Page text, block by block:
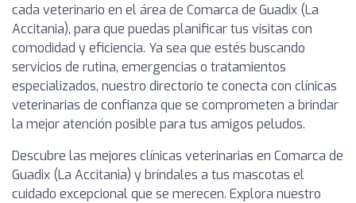
cada veterinario en el área de Comarca de Guadix (La
Accitania), para que puedas planificar tus visitas con
comodidad y eficiencia. Ya sea que estés buscando
servicios de rutina, emergencias o tratamientos
especializados, nuestro directorio te conecta con clínicas
veterinarias de confianza que se comprometen a brindar
la mejor atención posible para tus amigos peludos.
Descubre las mejores clínicas veterinarias en Comarca de
Guadix (La Accitania) y bríndales a tus mascotas el
cuidado excepcional que se merecen. Explora nuestro